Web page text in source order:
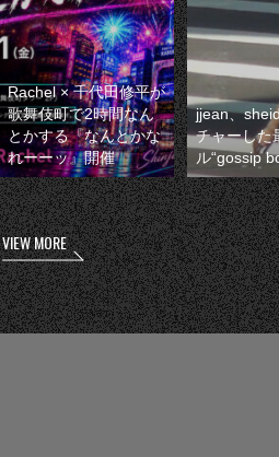
Rachel × 千代田修平が
歌舞伎町で2時間なん
とかする『なんとかな
れーーッ』開催
jjean、
チャーした
ル“gossip
VIEW MORE